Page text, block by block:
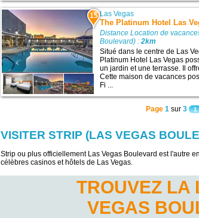
15 Las Vegas
The Platinum Hotel Las
Distance Location de
Boulevard) :2km
Situé dans le centre de Las
Platinum Hotel Las Vegas
un jardin et une terrasse. Il
Cette maison de vacances
Fi ...
Page 1 sur 3 1
VISITER STRIP (LAS VEGAS
Strip ou plus officiellement Las Vegas Boulevard est l'autre
célèbres casinos et hôtels de Las Vegas.
TROUVEZ LA
VEGAS